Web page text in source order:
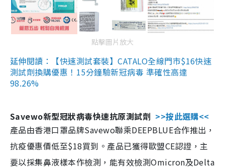
點擊圖片放大
延伸閱讀：【快速測試套裝】CATALO全線門市$16快速
測試劑換購優惠！15分鐘驗新冠病毒 準確性高達
98.26%
Savewo新型冠狀病毒快速抗原測試劑 >>按此選購<<
產品由香港口罩品牌Savewo聯乘DEEPBLUE合作推出，
抗疫優惠價低至$18買到。產品已獲得歐盟CE認證，主
要以採集鼻液樣本作檢測，能有效檢測Omicron及Delta